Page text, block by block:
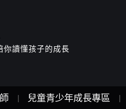
你讀懂孩子的成長
兒童青少年成長專區